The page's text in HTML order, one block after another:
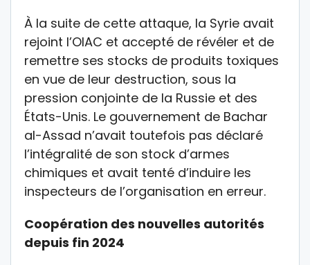
À la suite de cette attaque, la Syrie avait
rejoint l’OIAC et accepté de révéler et de
remettre ses stocks de produits toxiques
en vue de leur destruction, sous la
pression conjointe de la Russie et des
États-Unis. Le gouvernement de Bachar
al-Assad n’avait toutefois pas déclaré
l’intégralité de son stock d’armes
chimiques et avait tenté d’induire les
inspecteurs de l’organisation en erreur.
Coopération des nouvelles autorités
depuis fin 2024